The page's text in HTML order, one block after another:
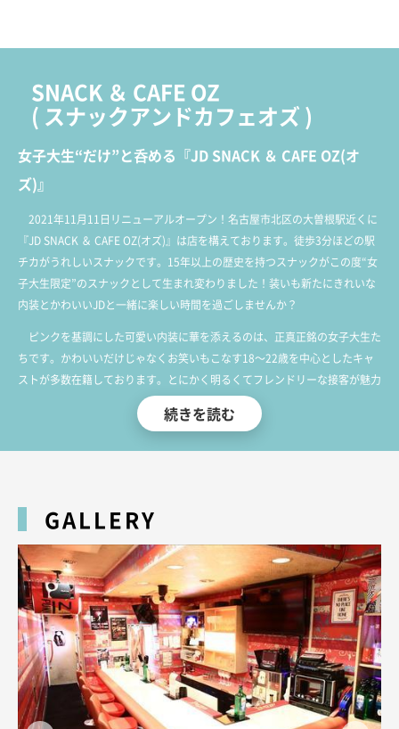
SNACK ＆ CAFE OZ
( スナックアンドカフェオズ )
女子大生“だけ”と呑める『JD SNACK ＆ CAFE OZ(オ
ズ)』
2021年11月11日リニューアルオープン！名古屋市北区の大曽根駅近くに
『JD SNACK ＆ CAFE OZ(オズ)』は店を構えております。徒歩3分ほどの駅
チカがうれしいスナックです。15年以上の歴史を持つスナックがこの度“女
子大生限定”のスナックとして生まれ変わりました！装いも新たにきれいな
内装とかわいいJDと一緒に楽しい時間を過ごしませんか？
ピンクを基調にした可愛い内装に華を添えるのは、正真正銘の女子大生た
ちです。かわいいだけじゃなくお笑いもこなす18～22歳を中心としたキャ
ストが多数在籍しております。とにかく明るくてフレンドリーな接客が魅力
♪ もちろん女性のお客様も大歓迎！カラオケは歌い放題ですので盛り上が
りたいときはぜひぜひご利用下さい！
料金は時間帯によって変動いたします。19:00～19:30の間にご来店で1セ
でいただけます。その他詳しい料金設定はシステムをご覧下さい。
大曽根エリアでかわいい子とお得に飲むなら『JD SNACK ＆ CAFE OZ(オ
ズ)』で決まりです！ときめく出会いがアナタをお待ちしております！スタ
ッフ一同皆様のご来店心よりお待ちしております。
続きを読む
GALLERY